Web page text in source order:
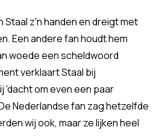
Staal z'n handen en dreigt met
Een andere fan houdt hem
woede een scheldwoord
verklaart Staal bij
'dacht om even een paar
Nederlandse fan zag hetzelfde
wij ook, maar ze lijken heel